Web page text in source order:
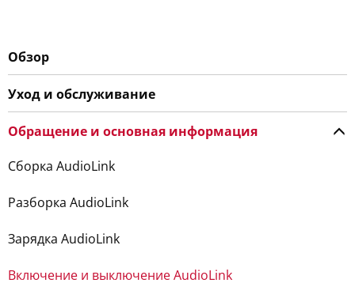
Обзор
Уход и обслуживание
Обращение и основная информация
Сборка AudioLink
Разборка AudioLink
Зарядка AudioLink
Включение и выключение AudioLink